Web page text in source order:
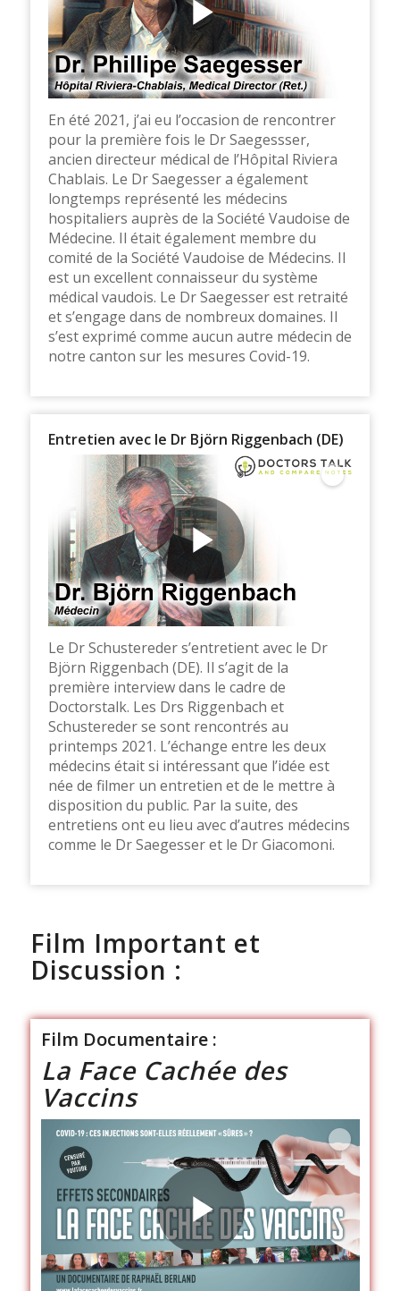
En été 2021, j’ai eu l’occasion de rencontrer
pour la première fois le Dr Saegessser,
ancien directeur médical de l’Hôpital Riviera
Chablais. Le Dr Saegesser a également
longtemps représenté les médecins
hospitaliers auprès de la Société Vaudoise de
Médecine. Il était également membre du
comité de la Société Vaudoise de Médecins. Il
est un excellent connaisseur du système
médical vaudois. Le Dr Saegesser est retraité
et s’engage dans de nombreux domaines. Il
s’est exprimé comme aucun autre médecin de
notre canton sur les mesures Covid-19.
Entretien avec le Dr Björn Riggenbach (DE)
Le Dr Schustereder s’entretient avec le Dr
Björn Riggenbach (DE). Il s’agit de la
première interview dans le cadre de
Doctorstalk. Les Drs Riggenbach et
Schustereder se sont rencontrés au
printemps 2021. L’échange entre les deux
médecins était si intéressant que l’idée est
née de filmer un entretien et de le mettre à
disposition du public. Par la suite, des
entretiens ont eu lieu avec d’autres médecins
comme le Dr Saegesser et le Dr Giacomoni.
Film Important et
Discussion :
Film Documentaire :
La Face Cachée des
Vaccins